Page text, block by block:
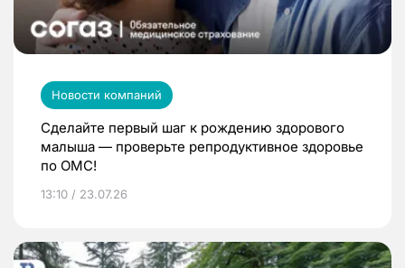
Новости компаний
Сделайте первый шаг к рождению здорового
малыша — проверьте репродуктивное здоровье
по ОМС!
13:10 / 23.07.26